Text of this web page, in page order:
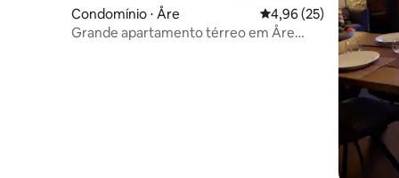
Condomínio ⋅ Åre 4,96 de uma avaliação
4,96 (25)
Grande apartamento térreo em Åre